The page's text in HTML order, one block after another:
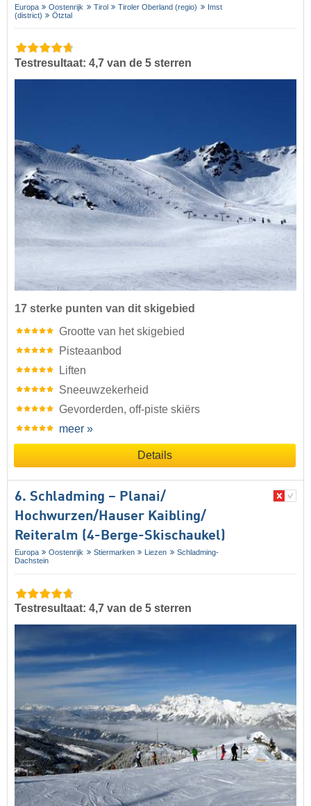
Europa Oostenrijk Tirol Tiroler Oberland (regio)
Imst
(district)
Ötztal
Testresultaat: 4,7 van de 5 sterren
17 sterke punten van dit skigebied
Grootte van het skigebied
Pisteaanbod
Liften
Sneeuwzekerheid
Gevorderden, off-piste skiërs
meer »
Details
6. Schladming – Planai/​
Hochwurzen/​Hauser Kaibling/​
Reiteralm (4-Berge-Skischaukel)
Europa Oostenrijk Stiermarken Liezen
Schladming-
Dachstein
Testresultaat: 4,7 van de 5 sterren